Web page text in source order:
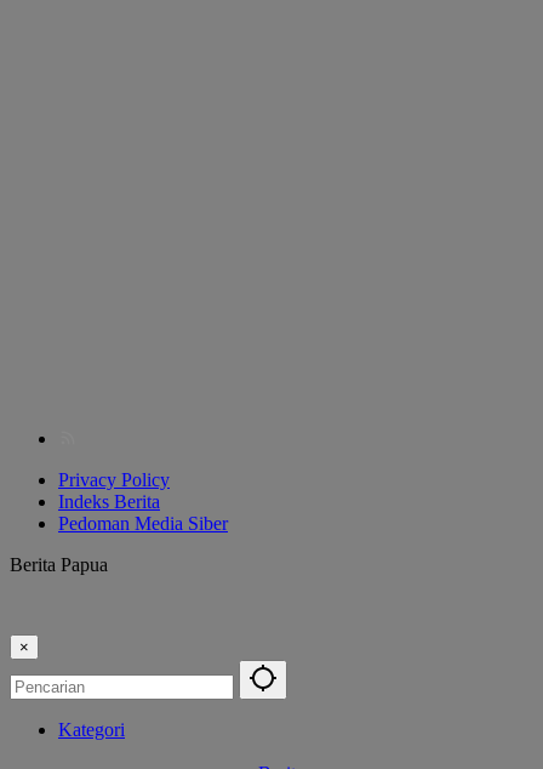
Privacy Policy
Indeks Berita
Pedoman Media Siber
Berita Papua
×
Kategori